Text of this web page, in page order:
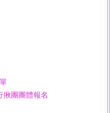
揪團團體報名